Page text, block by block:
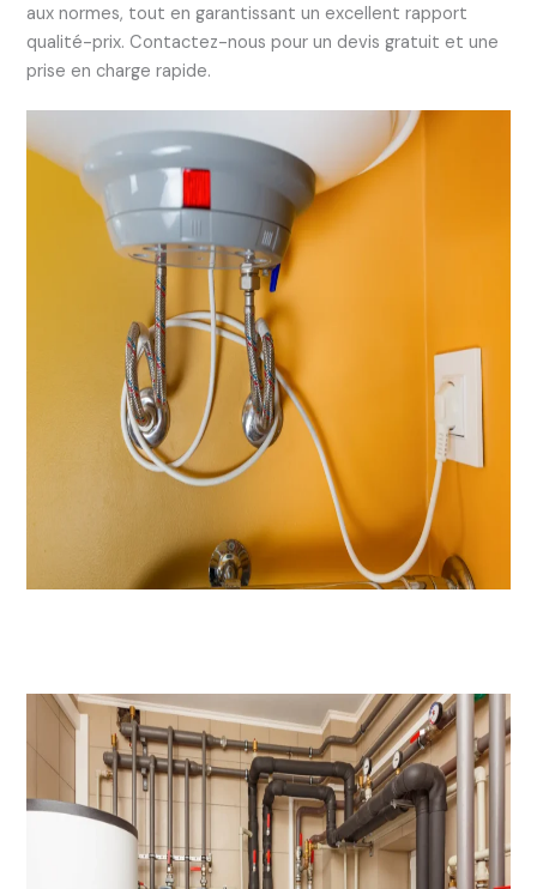
aux normes, tout en garantissant un excellent rapport
qualité-prix. Contactez-nous pour un devis gratuit et une
prise en charge rapide.